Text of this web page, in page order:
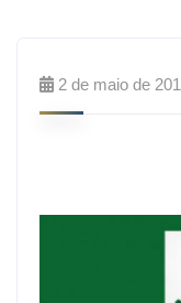
2 de maio de